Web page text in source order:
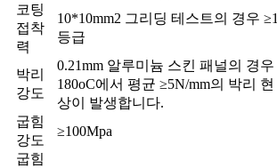
코팅
접착
력
10*10mm2 그리딩 테스트의 경우 ≥1
등급
박리
강도
0.21mm 알루미늄 스킨 패널의 경우
180oC에서 평균 ≥5N/mm의 박리 현
상이 발생합니다.
굽힘
강도
≥100Mpa
굽힘